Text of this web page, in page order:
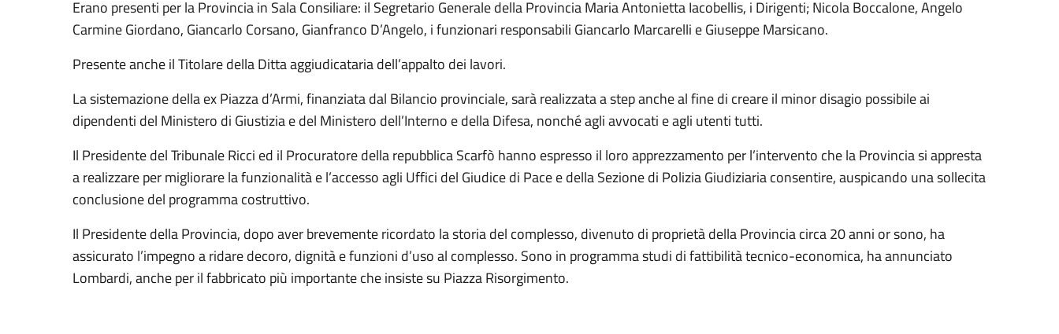
Erano presenti per la Provincia in Sala Consiliare: il Segretario Generale della Provincia Maria Antonietta Iacobellis, i Dirigenti; Nicola Boccalone, Angelo
Carmine Giordano, Giancarlo Corsano, Gianfranco D’Angelo, i funzionari responsabili Giancarlo Marcarelli e Giuseppe Marsicano.
Presente anche il Titolare della Ditta aggiudicataria dell’appalto dei lavori.
La sistemazione della ex Piazza d’Armi, finanziata dal Bilancio provinciale, sarà realizzata a step anche al fine di creare il minor disagio possibile ai
dipendenti del Ministero di Giustizia e del Ministero dell’Interno e della Difesa, nonché agli avvocati e agli utenti tutti.
Il Presidente del Tribunale Ricci ed il Procuratore della repubblica Scarfò hanno espresso il loro apprezzamento per l’intervento che la Provincia si appresta
a realizzare per migliorare la funzionalità e l’accesso agli Uffici del Giudice di Pace e della Sezione di Polizia Giudiziaria consentire, auspicando una sollecita
conclusione del programma costruttivo.
Il Presidente della Provincia, dopo aver brevemente ricordato la storia del complesso, divenuto di proprietà della Provincia circa 20 anni or sono, ha
assicurato l’impegno a ridare decoro, dignità e funzioni d’uso al complesso. Sono in programma studi di fattibilità tecnico-economica, ha annunciato
Lombardi, anche per il fabbricato più importante che insiste su Piazza Risorgimento.